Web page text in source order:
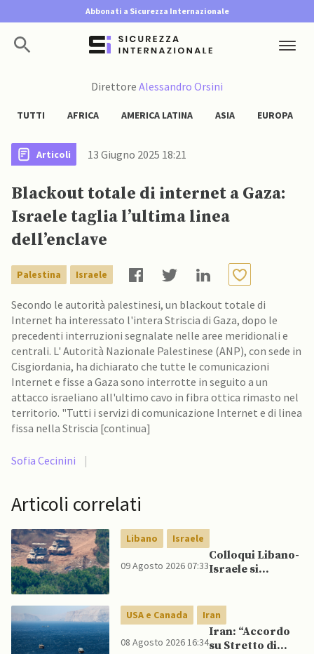
Abbonati a Sicurezza Internazionale
Direttore Alessandro Orsini
TUTTI AFRICA AMERICA LATINA ASIA EUROPA
Articoli 13 Giugno 2025 18:21
Blackout totale di internet a Gaza:
Israele taglia l’ultima linea
dell’enclave
Palestina Israele
Secondo le autorità palestinesi, un blackout totale di
Internet ha interessato l'intera Striscia di Gaza, dopo le
precedenti interruzioni segnalate nelle aree meridionali e
centrali. L' Autorità Nazionale Palestinese (ANP), con sede in
Cisgiordania, ha dichiarato che tutte le comunicazioni
Internet e fisse a Gaza sono interrotte in seguito a un
attacco israeliano all'ultimo cavo in fibra ottica rimasto nel
territorio. "Tutti i servizi di comunicazione Internet e di linea
fissa nella Striscia [continua]
Sofia Cecinini |
Articoli correlati
Libano Israele
09 Agosto 2026 07:33
Colloqui Libano-
Israele si
dopo raid
israeliani nel Sud
USA e Canada Iran
08 Agosto 2026 16:34
Iran: “Accordo
su Stretto di